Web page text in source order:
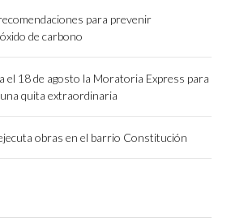
para prevenir
de carbono
el 18 de agosto la Moratoria Express para
quita extraordinaria
obras en el barrio Constitución